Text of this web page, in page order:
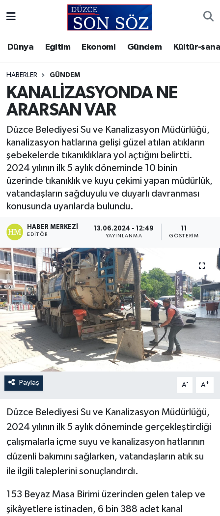
Dünya Eğitim Ekonomi Gündem Kültür-
HABERLER GÜNDEM
KANALİZASYONDA NE
ARARSAN VAR
Düzce Belediyesi Su ve Kanalizasyon Müdürlüğü,
kanalizasyon hatlarına gelişi güzel atılan atıkların
şebekelerde tıkanıklıklara yol açtığını belirtti.
2024 yılının ilk 5 aylık döneminde 10 binin
üzerinde tıkanıklık ve kuyu çekimi yapan müdürlük,
vatandaşların sağduyulu ve duyarlı davranması
konusunda uyarılarda bulundu.
HABER MERKEZI
EDITÖR
13.06.2024 - 12:49
YAYINLANMA
11
GÖSTERIM
Paylaş A- A+
Düzce Belediyesi Su ve Kanalizasyon Müdürlüğü,
2024 yılının ilk 5 aylık döneminde gerçekleştirdiği
çalışmalarla içme suyu ve kanalizasyon hatlarının
düzenli bakımını sağlarken, vatandaşların atık su
ile ilgili taleplerini sonuçlandırdı.
153 Beyaz Masa Birimi üzerinden gelen talep ve
şikâyetlere istinaden, 6 bin 388 adet kanal
Gizlilik Sözleşmesi
İletişim
Künye
Video Galeri
Akçakoca Hava Durumu
Akçakoca Trafik Yoğunluk Haritası
Süper Lig Puan Durumu ve Fikstür
Tüm Manşetler
Son Dakika Haberleri